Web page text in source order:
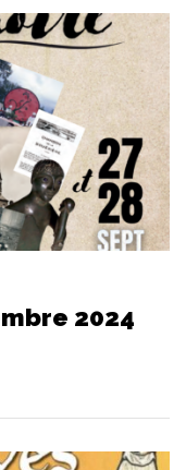
2024